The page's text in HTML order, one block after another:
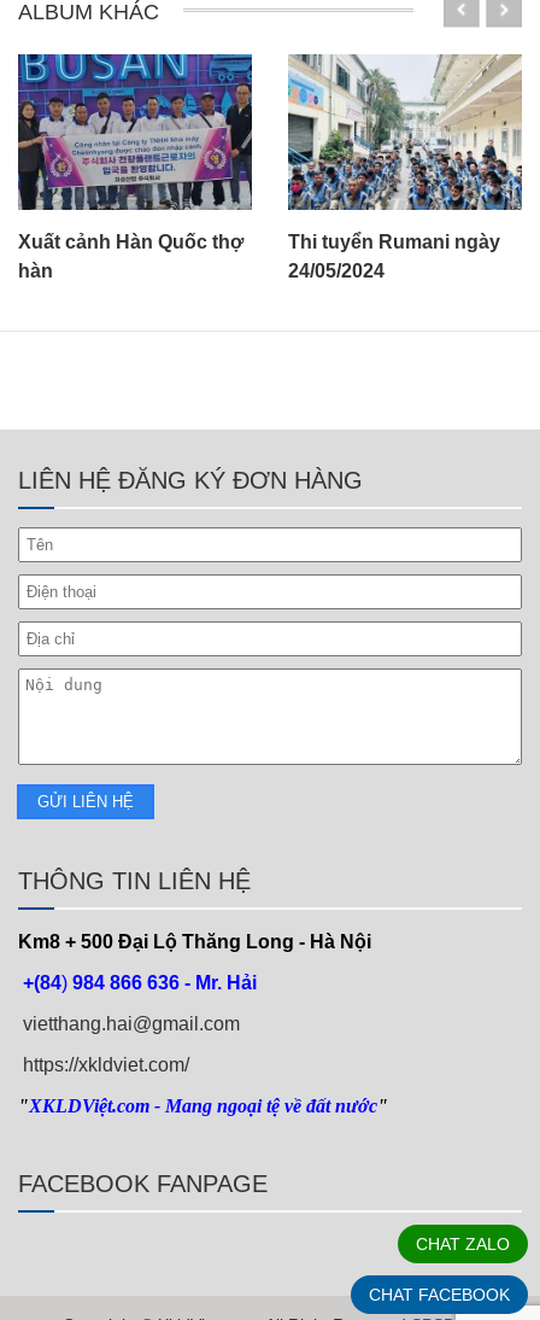
ALBUM KHÁC
Xuất cảnh Hàn Quốc thợ
hàn
Thi tuyển Rumani ngày
24/05/2024
LIÊN HỆ ĐĂNG KÝ ĐƠN HÀNG
THÔNG TIN LIÊN HỆ
Km8 + 500 Đại Lộ Thăng Long - Hà Nội
+(84) 984 866 636 - Mr. Hải
vietthang.hai@gmail.com
https://xkldviet.com/
"XKLDViệt.com - Mang ngoại tệ về đất nước"
FACEBOOK FANPAGE
CHAT ZALO
CHAT FACEBOOK